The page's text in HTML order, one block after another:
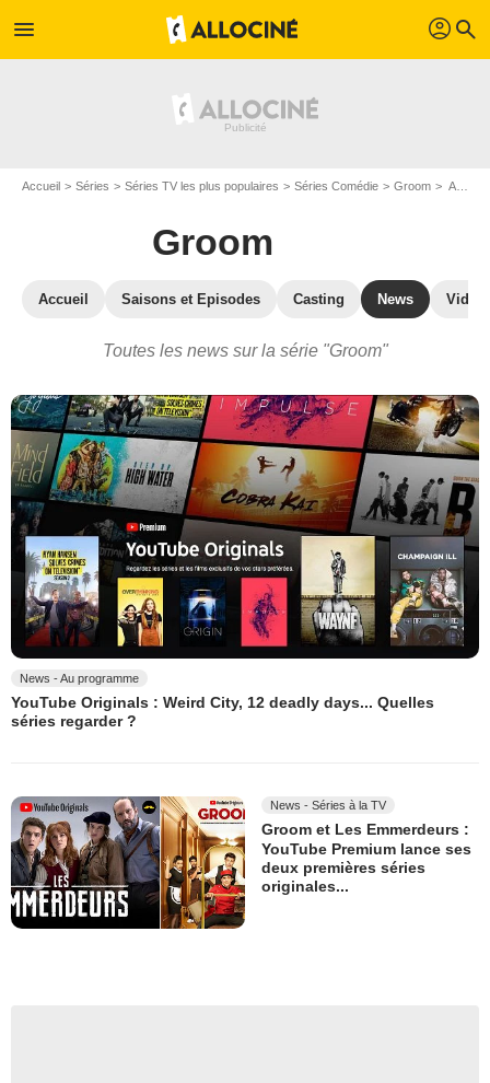
menu profil search
Accueil Séries Séries TV les plus populaires Séries Comédie Groom Actualité de la série Groom
Groom
Accueil Saisons et Episodes Casting News
Toutes les news sur la série "Groom"
News - Au programme
YouTube Originals : Weird City, 12 deadly days... Quelles
séries regarder ?
News - Séries à la TV
Groom et Les Emmerdeurs :
YouTube Premium lance ses
deux premières séries
originales...